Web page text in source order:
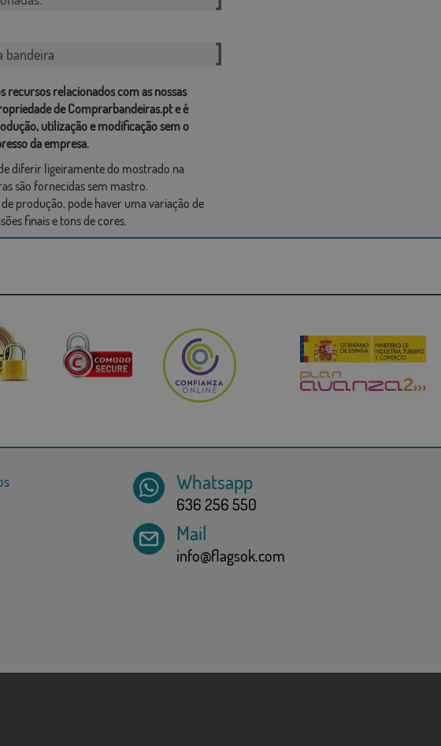
bandeira
recursos relacionados com as nossas
de Comprarbandeiras.pt e é
utilização e modificação sem o
da empresa.
diferir ligeiramente do mostrado na
são fornecidas sem mastro.
produção, pode haver uma variação de
finais e tons de cores.
Whatsapp
636 256 550
Mail
info@flagsok.com